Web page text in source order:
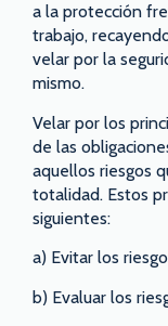
a la protección
trabajo,
velar por la
mismo.
Velar por los
de las
aquellos riesgos
totalidad. Estos
siguientes:
a) Evitar los
b) Evaluar los